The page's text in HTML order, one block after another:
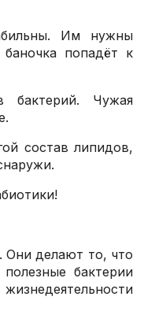
Им нужны
попадёт к
бактерий. Чужая
состав липидов,
Они делают то, что
бактерии